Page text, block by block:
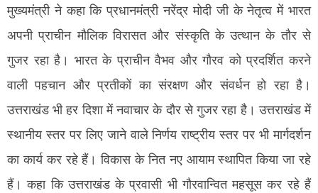
मुख्यमंत्री ने कहा कि प्रधानमंत्री नरेंद्र मोदी जी के नेतृत्व में भारत
अपनी प्राचीन मौलिक विरासत और संस्कृति के उत्थान के तौर से
गुजर रहा है। भारत के प्राचीन वैभव और गौरव को प्रदर्शित करने
वाली पहचान और प्रतीकों का संरक्षण और संवर्धन हो रहा है।
उत्तराखंड भी हर दिशा में नवाचार के दौर से गुजर रहा है। उत्तराखंड में
स्थानीय स्तर पर लिए जाने वाले निर्णय राष्ट्रीय स्तर पर भी मार्गदर्शन
का कार्य कर रहे हैं। विकास के नित नए आयाम स्थापित किया जा रहे
हैं। कहा कि उत्तराखंड के प्रवासी भी गौरवान्वित महसूस कर रहे हैं